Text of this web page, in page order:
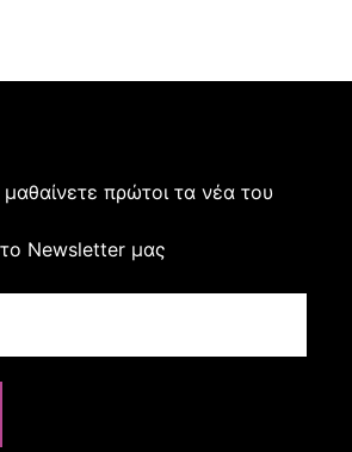
πρώτοι τα νέα του
Newsletter μας